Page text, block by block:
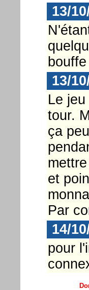
13/
13/
Le
tour.
ça
et
Par
14/
pour